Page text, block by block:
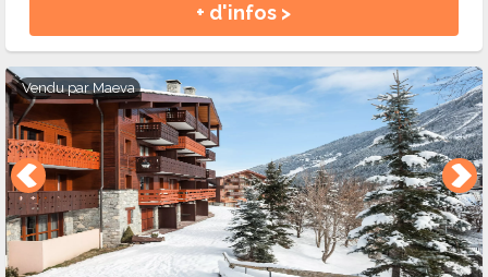
+ d'infos >
Vendu parMaeva